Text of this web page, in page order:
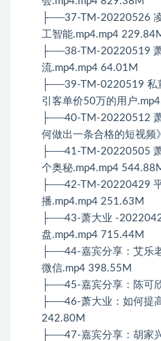
├──37-TM-20220526
工智能.mp4.mp4
├──38-TM-20220519
流.mp4.mp4 64.01M
├──39-TM-0220519 私
引客单价50万的用户
├──40-TM-20220512
何做出一条合格的短视频
├──41-TM-20220505
个奥秘.mp4.mp4
├──42-TM-20220429
播.mp4.mp4 251.63M
├──43-萧大业 -
盘.mp4.mp4 715.44M
├──44-嘉宾分享：艾乐
微信.mp4 398.55M
├──45-嘉宾分享：陈可
├──46-萧大业：如何提
242.80M
├──47-嘉宾分享：胡家